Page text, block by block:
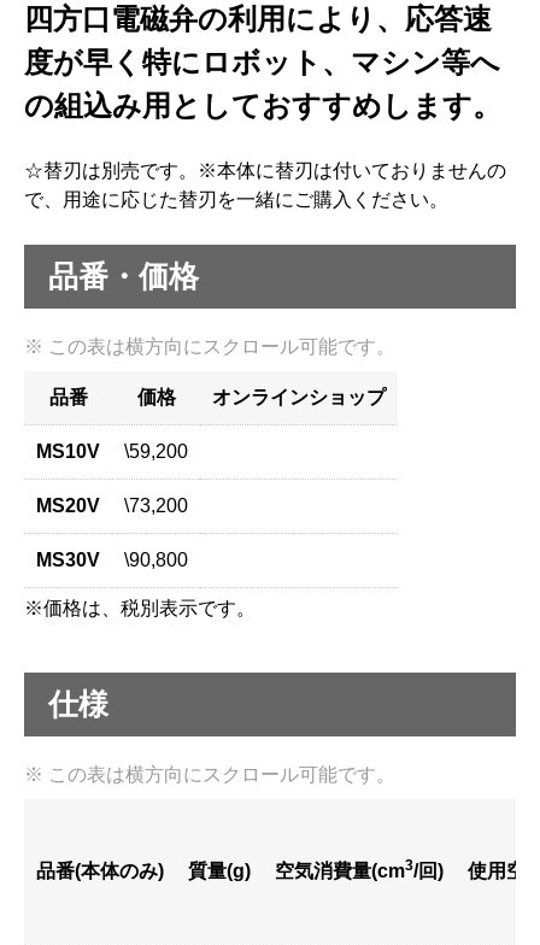
四方口電磁弁の利用により、応答速
度が早く特にロボット、マシン等へ
の組込み用としておすすめします。
☆替刃は別売です。※本体に替刃は付いておりませんの
で、用途に応じた替刃を一緒にご購入ください。
品番・価格
品番 価格 オンラインショップ
MS10V \59,200
MS20V \73,200
MS30V \90,800
※価格は、税別表示です。
仕様
品番(本体のみ) 質量(g) 空気消費量(cm3/回) 使用空